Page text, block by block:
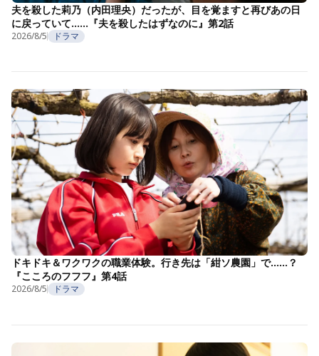
夫を殺した莉乃（内田理央）だったが、目を覚ますと再びあの日
に戻っていて……『夫を殺したはずなのに』第2話
2026/8/5 ドラマ
ドキドキ＆ワクワクの職業体験。行き先は「紺ソ農園」で……？
『こころのフフフ』第4話
2026/8/5 ドラマ